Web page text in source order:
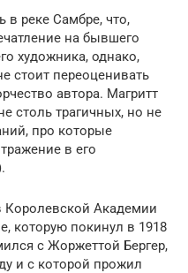
в реке Самбре, что,
на бывшего
художника, однако,
стоит переоценивать
автора. Магритт
столь трагичных, но не
про которые
в его
Королевской Академии
которую покинул в 1918
с Жоржеттой Бергер,
и с которой прожил